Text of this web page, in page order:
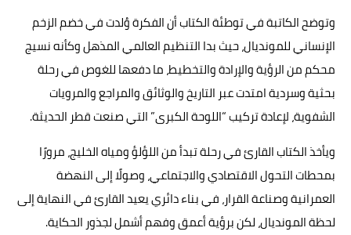
وتوضح الكاتبة في توطئة الكتاب أن الفكرة وُلدت في خضم الزخم
الإنساني للمونديال، حيث بدا التنظيم العالمي المذهل وكأنه نسيج
محكم من الرؤية والإرادة والتخطيط، ما دفعها للغوص في رحلة
بحثية وسردية امتدت عبر التاريخ والوثائق والمراجع والمرويات
الشفوية، لإعادة تركيب “اللوحة الكبرى” التي صنعت قطر الحديثة.
ويأخذ الكتاب القارئ في رحلة تبدأ من اللؤلؤ ومياه الخليج، مرورًا
بمحطات التحول الاقتصادي والاجتماعي، وصولًا إلى النهضة
العمرانية وصناعة القرار، في بناء دائري يعيد القارئ في النهاية إلى
لحظة المونديال، لكن برؤية أعمق وفهم أشمل لجذور الحكاية.